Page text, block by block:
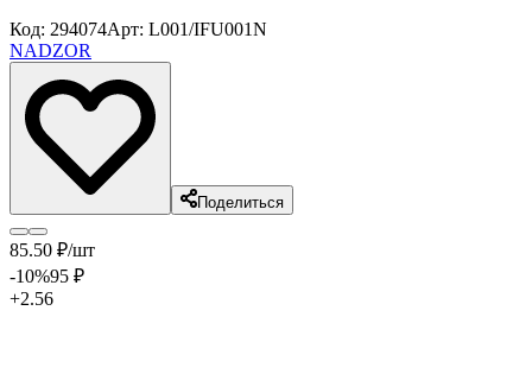
Код: 294074Арт: L001/IFU001N
NADZOR
Поделиться
85.50 ₽/шт
-10%95 ₽
+2.56